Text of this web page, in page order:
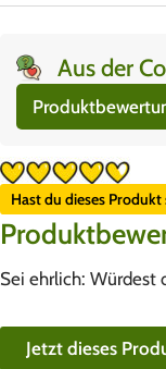
Aus der
Hast du dieses
Sei ehrlich: Würdest
Jetzt dieses